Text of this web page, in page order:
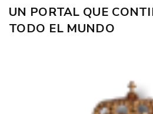
UN PORTAL QUE
TODO EL MUNDO